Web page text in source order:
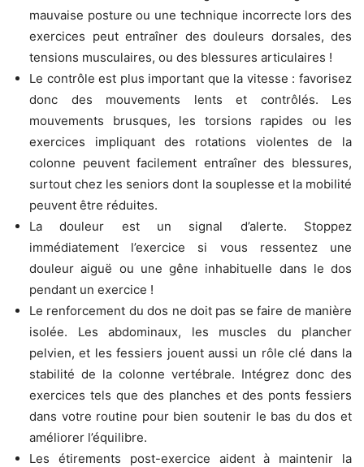
mauvaise posture ou une technique incorrecte lors des
exercices peut entraîner des douleurs dorsales, des
tensions musculaires, ou des blessures articulaires !
Le contrôle est plus important que la vitesse : favorisez
donc des mouvements lents et contrôlés. Les
mouvements brusques, les torsions rapides ou les
exercices impliquant des rotations violentes de la
colonne peuvent facilement entraîner des blessures,
surtout chez les seniors dont la souplesse et la mobilité
peuvent être réduites.
La douleur est un signal d’alerte. Stoppez
immédiatement l’exercice si vous ressentez une
douleur aiguë ou une gêne inhabituelle dans le dos
pendant un exercice !
Le renforcement du dos ne doit pas se faire de manière
isolée. Les abdominaux, les muscles du plancher
pelvien, et les fessiers jouent aussi un rôle clé dans la
stabilité de la colonne vertébrale. Intégrez donc des
exercices tels que des planches et des ponts fessiers
dans votre routine pour bien soutenir le bas du dos et
améliorer l’équilibre.
Les étirements post-exercice aident à maintenir la